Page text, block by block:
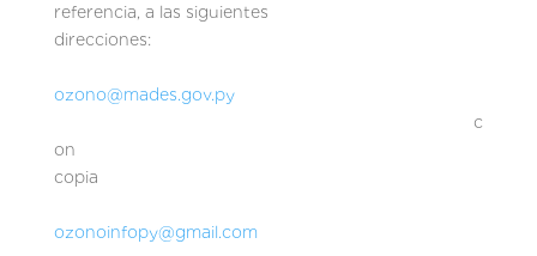
referencia, a las siguientes
direcciones:
ozono@mades.gov.py
c
on
copia
ozonoinfopy@gmail.com